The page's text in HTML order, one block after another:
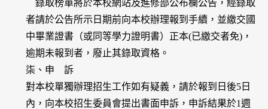
錄取榜單將於本校網站及進修部公布欄公告，經錄取
者請於公告所示日期前向本校辦理報到手續，並繳交國
中畢業證書（或同等學力證明書）正本(已繳交者免)，
逾期未報到者，廢止其錄取資格。
柒、申 訴
對本校單獨辦理招生工作如有疑義，請於報到日後5日
內，向本校招生委員會提出書面申訴，申訴結果於1週